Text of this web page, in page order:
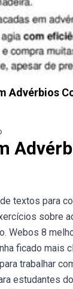
Advérbios
textos para
sobre
Webos 8
ficado mais
trabalhar
estudantes